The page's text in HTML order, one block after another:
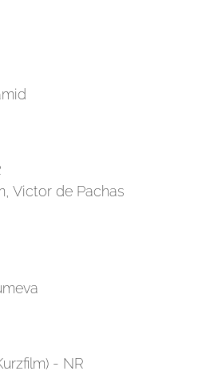
Victor de Pachas
- NR